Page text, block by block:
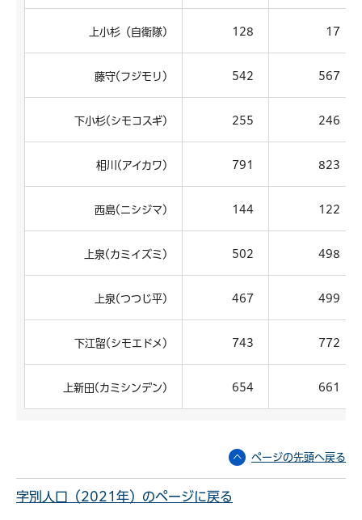
上小杉（自衛隊) 128 17
藤守(フジモリ) 542 567
下小杉(シモコスギ) 255 246
相川(アイカワ) 791 823
西島(ニシジマ) 144 122
上泉(カミイズミ) 502 498
上泉(つつじ平) 467 499
下江留(シモエドメ) 743 772
上新田(カミシンデン) 654 661
ページの先頭へ戻る
字別人口（2021年）のページに戻る